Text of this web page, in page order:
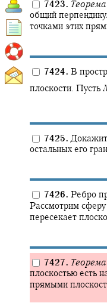
7423.
общий
точками этих
7424. В
плоскости. Пусть
7425.
остальных его
7426. Ребро
Рассмотрим
пересекает
7427.
плоскостью есть
прямыми